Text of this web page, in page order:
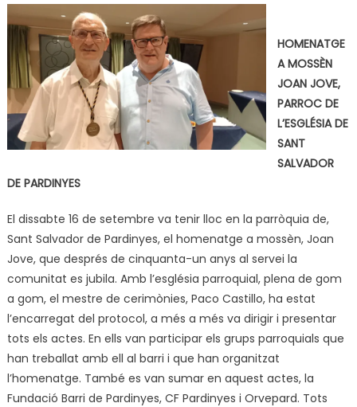
HOMENATGE
A MOSSÈN
JOAN JOVE,
PARROC DE
L’ESGLÉSIA DE
SANT
SALVADOR
DE PARDINYES
El dissabte 16 de setembre va tenir lloc en la parròquia de,
Sant Salvador de Pardinyes, el homenatge a mossèn, Joan
Jove, que després de cinquanta-un anys al servei la
comunitat es jubila. Amb l’església parroquial, plena de gom
a gom, el mestre de cerimònies, Paco Castillo, ha estat
l’encarregat del protocol, a més a més va dirigir i presentar
tots els actes. En ells van participar els grups parroquials que
han treballat amb ell al barri i que han organitzat
l’homenatge. També es van sumar en aquest actes, la
Fundació Barri de Pardinyes, CF Pardinyes i Orvepard. Tots